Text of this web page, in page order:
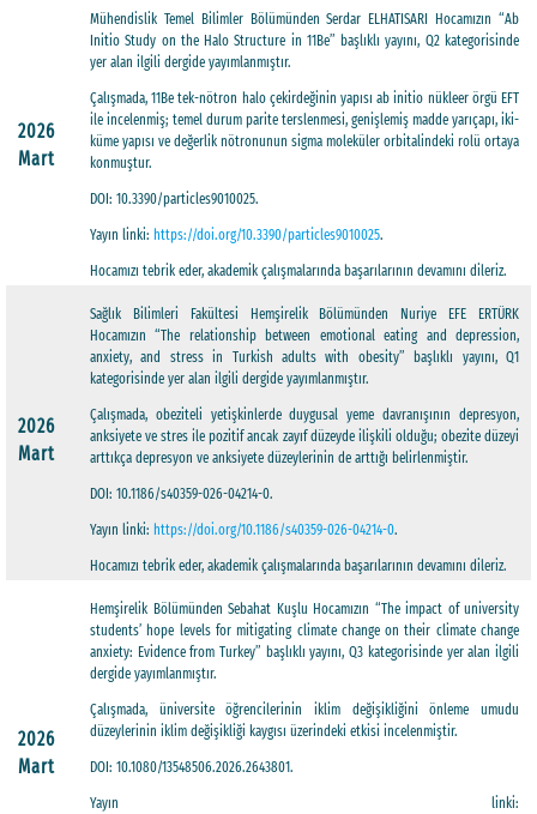
2026
Mart
Mühendislik Temel Bilimler Bölümünden Serdar ELHATISARI Hocamızın “Ab
Initio Study on the Halo Structure in 11Be” başlıklı yayını, Q2 kategorisinde
yer alan ilgili dergide yayımlanmıştır.
Çalışmada, 11Be tek-nötron halo çekirdeğinin yapısı ab initio nükleer örgü EFT
ile incelenmiş; temel durum parite terslenmesi, genişlemiş madde yarıçapı, iki-
küme yapısı ve değerlik nötronunun sigma moleküler orbitalindeki rolü ortaya
konmuştur.
DOI: 10.3390/particles9010025.
Yayın linki: https://doi.org/10.3390/particles9010025.
Hocamızı tebrik eder, akademik çalışmalarında başarılarının devamını dileriz.
2026
Mart
Sağlık Bilimleri Fakültesi Hemşirelik Bölümünden Nuriye EFE ERTÜRK
Hocamızın “The relationship between emotional eating and depression,
anxiety, and stress in Turkish adults with obesity” başlıklı yayını, Q1
kategorisinde yer alan ilgili dergide yayımlanmıştır.
Çalışmada, obeziteli yetişkinlerde duygusal yeme davranışının depresyon,
anksiyete ve stres ile pozitif ancak zayıf düzeyde ilişkili olduğu; obezite düzeyi
arttıkça depresyon ve anksiyete düzeylerinin de arttığı belirlenmiştir.
DOI: 10.1186/s40359-026-04214-0.
Yayın linki: https://doi.org/10.1186/s40359-026-04214-0.
Hocamızı tebrik eder, akademik çalışmalarında başarılarının devamını dileriz.
2026
Mart
Hemşirelik Bölümünden Sebahat Kuşlu Hocamızın “The impact of university
students’ hope levels for mitigating climate change on their climate change
anxiety: Evidence from Turkey” başlıklı yayını, Q3 kategorisinde yer alan ilgili
dergide yayımlanmıştır.
Çalışmada, üniversite öğrencilerinin iklim değişikliğini önleme umudu
düzeylerinin iklim değişikliği kaygısı üzerindeki etkisi incelenmiştir.
DOI: 10.1080/13548506.2026.2643801.
Yayın linki: